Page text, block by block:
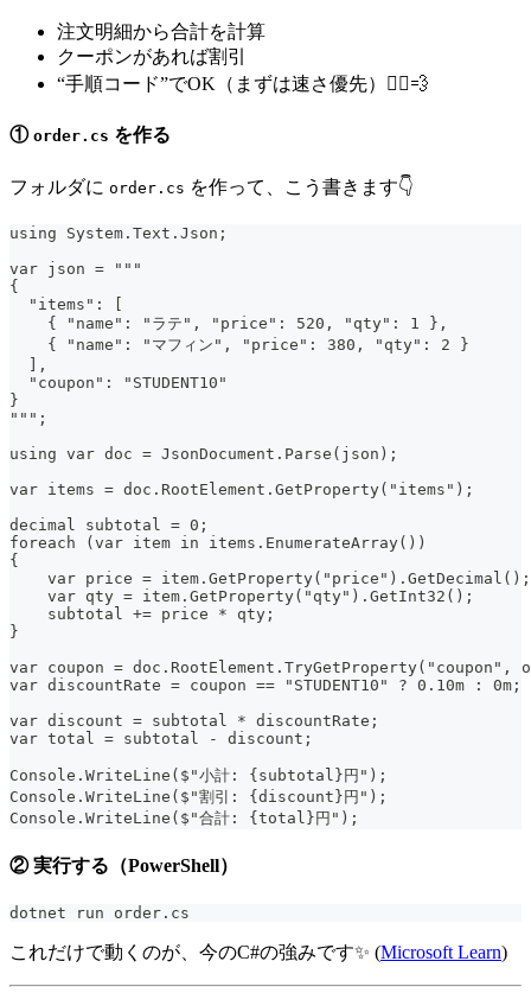
注文明細から合計を計算
クーポンがあれば割引
“手順コード”でOK（まずは速さ優先）🏃‍♀️💨
① order.cs を作る
フォルダに order.cs を作って、こう書きます👇
using System.Text.Json;
var json = """
{
  "items": [
    { "name": "ラテ", "price": 520, "qty": 1 },
    { "name": "マフィン", "price": 380, "qty": 2 }
  ],
  "coupon": "STUDENT10"
}
""";
using var doc = JsonDocument.Parse(json);
var items = doc.RootElement.GetProperty("items");
decimal subtotal = 0;
foreach (var item in items.EnumerateArray())
{
    var price = item.GetProperty("price").GetDecimal();
    var qty = item.GetProperty("qty").GetInt32();
    subtotal += price * qty;
}
var coupon =
var discountRate = coupon == "STUDENT10" ? 0.10m : 0m;
var discount = subtotal * discountRate;
var total = subtotal - discount;
Console.WriteLine($"小計: {subtotal}円");
Console.WriteLine($"割引: {discount}円");
Console.WriteLine($"合計: {total}円");
② 実行する（PowerShell）
dotnet run order.cs
これだけで動くのが、今のC#の強みです✨ (Microsoft Learn)